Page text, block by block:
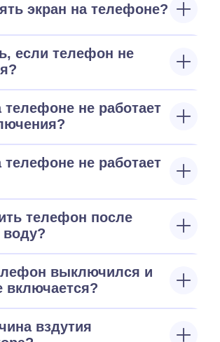
экран на телефоне?
если телефон не
не работает
не работает
телефон после
воду?
выключился и
включается?
вздутия